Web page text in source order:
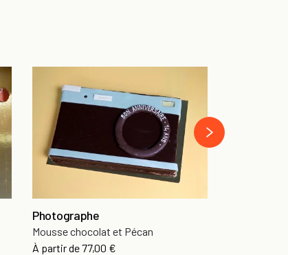
Photographe
Mousse chocolat et Pécan
À partir de 77,00 €
›